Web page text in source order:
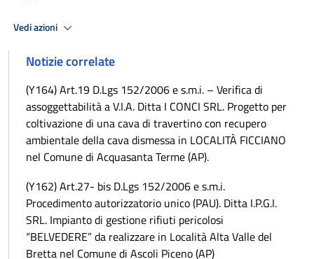
Vedi azioni
Notizie correlate
(Y164) Art.19 D.Lgs 152/2006 e s.m.i. – Verifica di
assoggettabilità a V.I.A. Ditta I CONCI SRL. Progetto per
coltivazione di una cava di travertino con recupero
ambientale della cava dismessa in LOCALITÀ FICCIANO
nel Comune di Acquasanta Terme (AP).
(Y162) Art.27- bis D.Lgs 152/2006 e s.m.i.
Procedimento autorizzatorio unico (PAU). Ditta I.P.G.I.
SRL. Impianto di gestione rifiuti pericolosi
“BELVEDERE” da realizzare in Località Alta Valle del
Bretta nel Comune di Ascoli Piceno (AP)